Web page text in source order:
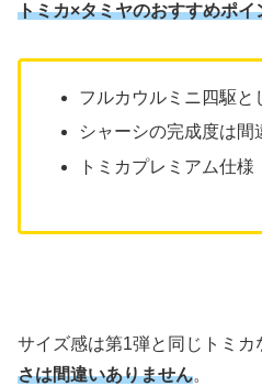
トミカ×タミヤのおすすめポイ
フルカウルミニ四駆と
シャーシの完成度は間
トミカプレミアム仕様
サイズ感は第1弾と同じトミカ
さは間違いありません。